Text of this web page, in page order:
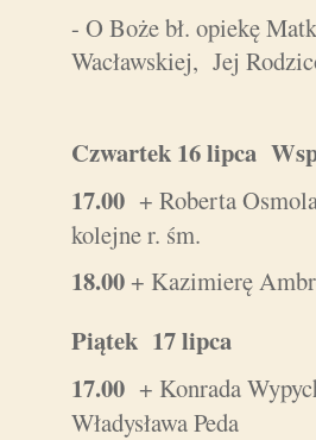
- O Boże bł. opiekę
Wacławskiej, Jej
Czwartek 16 lipca
17.00 + Roberta
kolejne r. śm.
18.00+ Kazimierę
Piątek 17 lipca
17.00 + Konrada
Władysława Peda